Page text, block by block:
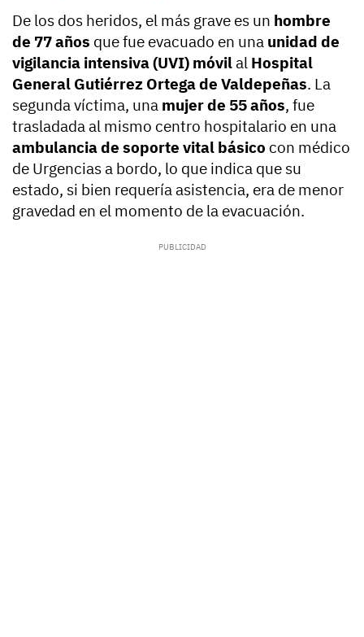
De los dos heridos, el más grave es un hombre
de 77 años que fue evacuado en una unidad de
vigilancia intensiva (UVI) móvilal Hospital
General Gutiérrez Ortega de Valdepeñas. La
segunda víctima, una mujer de 55 años, fue
trasladada al mismo centro hospitalario en una
ambulancia de soporte vital básico con médico
de Urgencias a bordo, lo que indica que su
estado, si bien requería asistencia, era de menor
gravedad en el momento de la evacuación.